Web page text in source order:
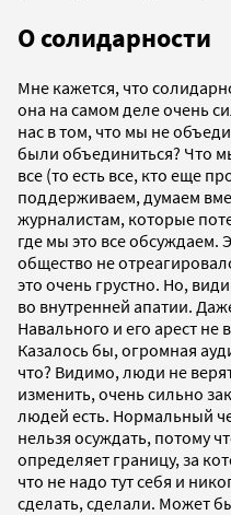
О солидарности
Мне кажется, что
она на самом деле очень
нас в том, что мы не
были объединиться? Что
все (то есть все, кто еще
поддерживаем, думаем
журналистам, которые
где мы это все
общество не
это очень грустно. Но,
во внутренней апатии.
Навального и его арест
Казалось бы, огромная
что? Видимо, люди не
изменить, очень сильно
людей есть. Нормальный
нельзя осуждать, потому
определяет границу, за
что не надо тут себя и
сделать, сделали. Может